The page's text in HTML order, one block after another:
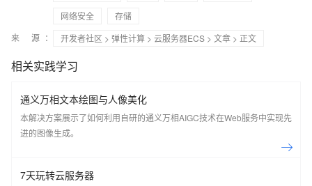
网络安全
存储
来 源：
开发者社区 > 弹性计算 > 云服务器ECS > 文章 > 正文
相关实践学习
通义万相文本绘图与人像美化
本解决方案展示了如何利用自研的通义万相AIGC技术在Web服务中实现先
进的图像生成。
7天玩转云服务器